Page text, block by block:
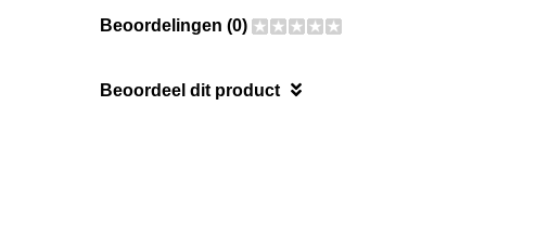
Beoordelingen (0)
Beoordeel dit product